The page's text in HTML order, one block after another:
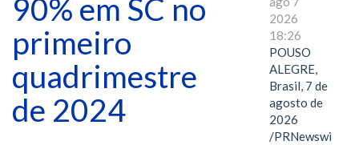
90% em SC no
primeiro
quadrimestre
de 2024
2026
18:26
POUSO
ALEGRE,
Brasil, 7 de
agosto de
2026
/PRNewswire/